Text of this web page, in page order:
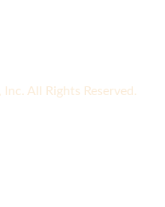
All Rights Reserved.